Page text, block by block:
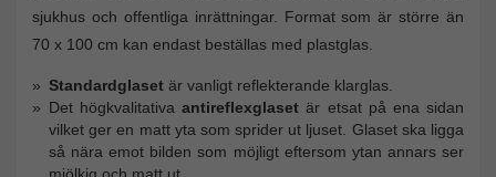
sjukhus och offentliga inrättningar. Format som är större än
70 x 100 cm kan endast beställas med plastglas.
Standardglaset är vanligt reflekterande klarglas.
Det högkvalitativaantireflexglaset är etsat på ena sidan
vilket ger en matt yta som sprider ut ljuset. Glaset ska ligga
så nära emot bilden som möjligt eftersom ytan annars ser